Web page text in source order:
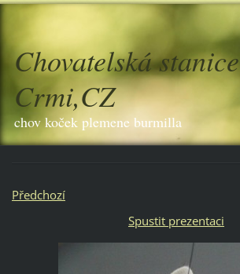
Chovatelská stanice
Crmi,CZ
chov koček plemene burmilla
Předchozí
Spustit prezentaci